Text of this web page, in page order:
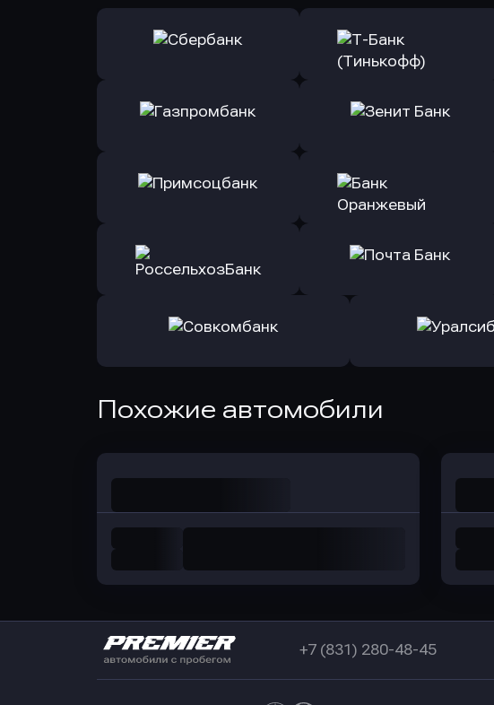
Оправить заявку
Оправить заявку
Оправить заявку
Оправить заявку
в Зенит Банк
Оправить заявку
в Примсоцбанк
Оправить заявку
Оправить заявку
Оправить заявку
в Совкомбанк
Похожие автомобили
+7 (831) 280-48-45